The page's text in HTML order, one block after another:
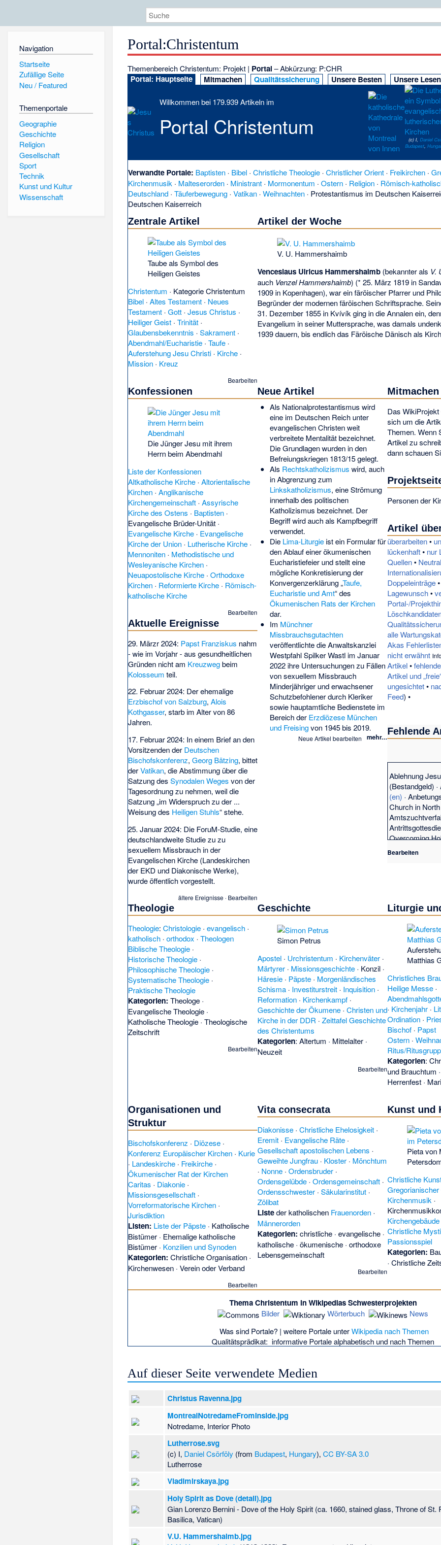
Navigation
Startseite
Zufällige Seite
Neu / Featured
Themenportale
Geographie
Geschichte
Religion
Gesellschaft
Sport
Technik
Kunst und Kultur
Wissenschaft
Portal:Christentum
Themenbereich Christentum: Projekt | Portal–Abkürzung: P:CHR
Portal: Hauptseite Mitmachen Qualitätssicherung Unsere Besten Unsere
Willkommen bei 179.939 Artikeln im
Portal Christentum
(c) I,Daniel
Budapest,
Verwandte Portale: Baptisten · Bibel ·Christliche Theologie ·Christlicher Orient · Freikirchen ·
Kirchenmusik · Malteserorden · Ministrant · Mormonentum ·Ostern · Religion · Römisch-
Deutschland ·Täuferbewegung ·Vatikan ·Weihnachten · Protestantismus im Deutschen
Deutschen Kaiserreich
Zentrale Artikel
Taube als Symbol des
Heiligen Geistes
Christentum · Kategorie Christentum
Bibel ·Altes Testament · Neues
Testament ·Gott ·Jesus Christus ·
Heiliger Geist ·Trinität ·
Glaubensbekenntnis ·Sakrament ·
Abendmahl/Eucharistie ·Taufe ·
Auferstehung Jesu Christi · Kirche ·
Mission · Kreuz
Bearbeiten
Artikel der Woche
V. U. Hammershaimb
Venceslaus Ulricus Hammershaimb (bekannter als V.
auch Venzel Hammershaimb) (* 25. März 1819 in
1909 in Kopenhagen), war ein färöischer Pfarrer und
Begründer der modernen färöischen Schriftsprache.
31. Dezember 1855 in Kvívík ging in die Annalen ein,
Evangelium in seiner Muttersprache, was damals
1939 dauern, bis endlich das Färöische Dänisch als
Konfessionen
Die Jünger Jesu mit ihrem
Herrn beim Abendmahl
Liste der Konfessionen
Altkatholische Kirche ·Altorientalische
Kirchen ·Anglikanische
Kirchengemeinschaft ·Assyrische
Kirche des Ostens · Baptisten ·
Evangelische Brüder-Unität ·
Evangelische Kirche · Evangelische
Kirche der Union · Lutherische Kirche ·
Mennoniten · Methodistische und
Wesleyanische Kirchen ·
Neuapostolische Kirche ·Orthodoxe
Kirchen · Reformierte Kirche · Römisch-
katholische Kirche
Bearbeiten
Aktuelle Ereignisse
29. Märzr 2024: Papst Franziskus nahm
- wie im Vorjahr - aus gesundheitlichen
Gründen nicht am Kreuzwegbeim
Kolosseum teil.
22. Februar 2024: Der ehemalige
Erzbischof von Salzburg,Alois
Kothgasser, starb im Alter von 86
Jahren.
17. Februar 2024: In einem Brief an den
Vorsitzenden der Deutschen
Bischofskonferenz,Georg Bätzing, bittet
derVatikan, die Abstimmung über die
Satzung desSynodalen Weges von der
Tagesordnung zu nehmen, weil die
Satzung „im Widerspruch zu der ...
Weisung des Heiligen Stuhls“ stehe.
25. Januar 2024: Die ForuM-Studie, eine
deutschlandweite Studie zu zu
sexuellem Missbrauch in der
Evangelischen Kirche (Landeskirchen
der EKD und Diakonische Werke),
wurde öffentlich vorgestellt.
ältere Ereignisse · Bearbeiten
Neue Artikel
Als Nationalprotestantismus wird
eine im Deutschen Reich unter
evangelischen Christen weit
verbreitete Mentalität bezeichnet.
Die Grundlagen wurden in den
Befreiungskriegen 1813/15 gelegt.
Als Rechtskatholizismus wird, auch
in Abgrenzung zum
Linkskatholizismus, eine Strömung
innerhalb des politischen
Katholizismus bezeichnet. Der
Begriff wird auch als Kampfbegriff
verwendet.
Die Lima-Liturgieist ein Formular für
den Ablauf einer ökumenischen
Eucharistiefeier und stellt eine
mögliche Konkretisierung der
Konvergenzerklärung „Taufe,
Eucharistie und Amt“ des
Ökumenischen Rats der Kirchen
dar.
Im Münchner
Missbrauchsgutachten
veröffentlichte die Anwaltskanzlei
Westpfahl Spilker Wastl im Januar
2022 ihre Untersuchungen zu Fällen
von sexuellem Missbrauch
Minderjähriger und erwachsener
Schutzbefohlener durch Kleriker
sowie hauptamtliche Bedienstete im
Bereich der Erzdiözese München
und Freisingvon 1945 bis 2019.
mehr...
Neue Artikel bearbeiten
Mitmachen
Das
sich um die
Themen. Wenn
Artikel zu
dann schauen
Personen der
Artikel
überarbeiten•
lückenhaft• nur
Quellen•
Doppeleinträge
Lagewunsch•
Portal-/
alle
Akas
nicht erwähnt
Artikel•
Artikel und
ungesichtet•
Feed) •
Fehlende
Ablehnung Jesu
(Bestandgeld) ·
(en) ·
Church in
Overcoming
·
Bible Christians
Church)(en)·
Dream of the
Pentecostal
Feldkloster·
Weisheit (en)·
Hausgeistlicher
Church of
Kirchenbau im
Kirchenpolitik·
Kirchlicher
Kletterkirche·
Jesus(en)·
Huntingdon-
Lebende Kirche
·Leitwort(he)
Maria der
mater
Messfelsen)
Church
·Missionreise·
of atonement (en)
Neomärtyrer
Church in Europe
Pentecostal
(en)·
(en)·Pillar of
Seelsorge
Theologisches
Wallfahrtslied
Aberdeen and
( Bistum
Bearbeiten
Theologie
Theologie:Christologie ·evangelisch ·
katholisch ·orthodox ·Theologen
Biblische Theologie ·
Historische Theologie ·
Philosophische Theologie ·
Systematische Theologie ·
Praktische Theologie
Kategorien: Theologe ·
Evangelische Theologie ·
Katholische Theologie ·Theologische
Zeitschrift
Bearbeiten
Geschichte
Simon Petrus
Apostel · Urchristentum · Kirchenväter ·
Märtyrer · Missionsgeschichte · Konzil ·
Häresie · Päpste · Morgenländisches
Schisma · Investiturstreit · Inquisition ·
Reformation · Kirchenkampf ·
Geschichte der Ökumene ·Christen und
Kirche in der DDR ·Zeittafel Geschichte
des Christentums
Kategorien:Altertum · Mittelalter ·
Neuzeit
Bearbeiten
Liturgie
Matthias
Christliches
Heilige Messe ·
· Kirchenjahr ·
Ordination ·
Bischof · Papst
Ostern ·
Ritus/
Kategorien:
und Brauchtum ·
Herrenfest ·
Organisationen und
Struktur
Bischofskonferenz · Diözese ·
Konferenz Europäischer Kirchen · Kurie
· Landeskirche · Freikirche ·
Ökumenischer Rat der Kirchen
Caritas · Diakonie ·
Missionsgesellschaft ·
Vorreformatorische Kirchen ·
Jurisdiktion
Listen: Liste der Päpste · Katholische
Bistümer · Ehemalige katholische
Bistümer · Konzilien und Synoden
Kategorien: Christliche Organisation ·
Kirchenwesen ·Verein oder Verband
Bearbeiten
Vita consecrata
Diakonisse ·Christliche Ehelosigkeit ·
Eremit · Evangelische Räte ·
Gesellschaft apostolischen Lebens ·
Geweihte Jungfrau · Kloster · Mönchtum
· Nonne ·Ordensbruder ·
Ordensgelübde ·Ordensgemeinschaft ·
Ordensschwester ·Säkularinstitut ·
Zölibat
Listeder katholischen Frauenorden ·
Männerorden
Kategorien: christliche ·evangelische ·
katholische ·ökumenische ·orthodoxe
Lebensgemeinschaft
Bearbeiten
Kunst und
Pieta von
Christliche
Kirchenmusik ·
Kirchengebäude
Christliche
Passionsspiel
Kategorien:
·Christliche
Thema Christentum in Wikipedias Schwesterprojekten
Bilder Wörterbuch
News
Was sind Portale?| weitere Portale unterWikipedia nach Themen
Qualitätsprädikat: informative Portalealphabetisch und nach Themen
Auf dieser Seite verwendete Medien
Christus Ravenna.jpg
MontrealNotredameFromInside.jpg
Notredame, Interior Photo
Lutherrose.svg
(c) I, Daniel Csörföly (from Budapest, Hungary),CC BY-SA 3.0
Lutherrose
Vladimirskaya.jpg
Holy Spirit as Dove (detail).jpg
Gian Lorenzo Bernini - Dove of the Holy Spirit (ca. 1660, stained glass, Throne of St.
Basilica, Vatican)
V.U. Hammershaimb.jpg